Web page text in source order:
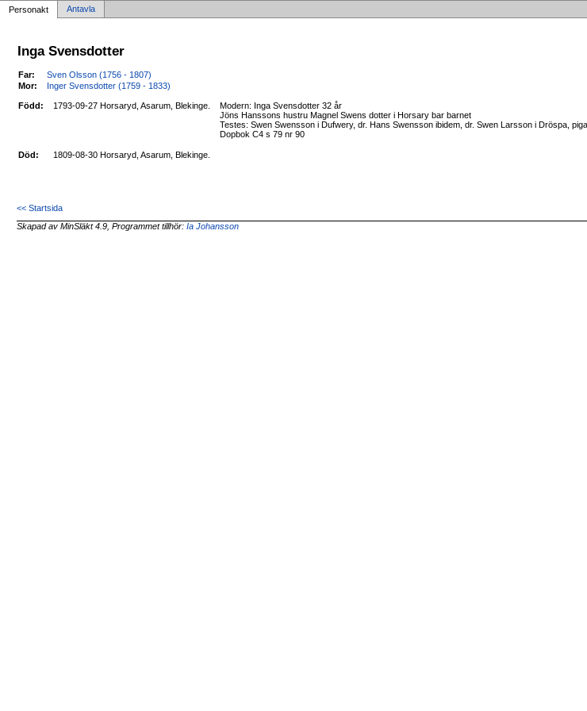
Personakt Antavla
Inga Svensdotter
Far:
Sven Olsson (1756 - 1807)
Mor:
Inger Svensdotter (1759 - 1833)
Född: 1793-09-27 Horsaryd, Asarum, Blekinge.
Modern: Inga Svensdotter 32 år
Jöns Hanssons hustru Magnel Swens dotter i Horsary bar barnet
Testes: Swen Swensson i Dufwery, dr. Hans Swensson ibidem, dr. Swen Larsson i Dröspa,
Dopbok C4 s 79 nr 90
Död: 1809-08-30 Horsaryd, Asarum, Blekinge.
<< Startsida
Skapad av MinSläkt 4.9, Programmet tillhör:Ia Johansson